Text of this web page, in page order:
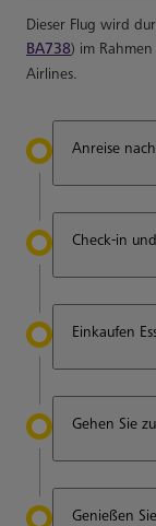
Dieser Flug wird
BA738) im
Airlines.
Anreise
Check-in
Einkaufen
Gehen Sie
Genießen